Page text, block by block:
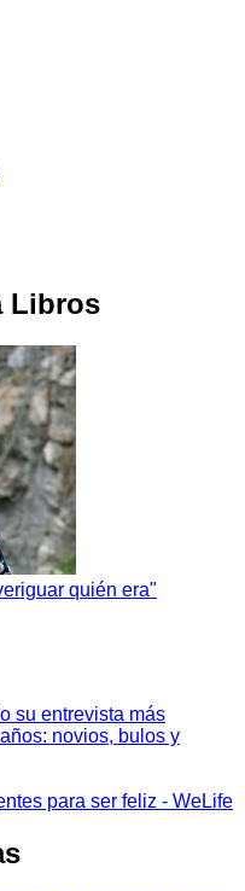
quién era"
su entrevista más
novios, bulos y
para ser feliz - WeLife